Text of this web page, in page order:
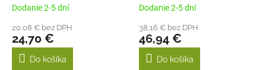
Dodanie 2-5 dní
20,08 € bez DPH
24,70 €
Do košíka
Dodanie 2-5 dní
38,16 € bez DPH
46,94 €
Do košíka